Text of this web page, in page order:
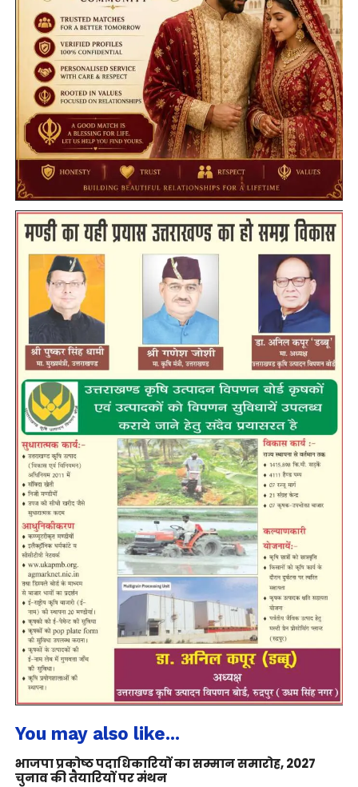
You may also like...
भाजपा प्रकोष्ठ पदाधिकारियों का सम्मान समारोह, 2027
चुनाव की तैयारियों पर मंथन